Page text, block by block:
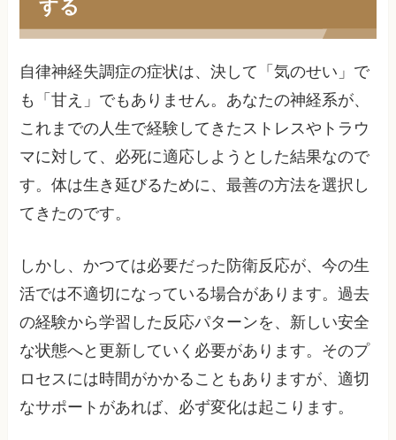
する
自律神経失調症の症状は、決して「気のせい」で
も「甘え」でもありません。あなたの神経系が、
これまでの人生で経験してきたストレスやトラウ
マに対して、必死に適応しようとした結果なので
す。体は生き延びるために、最善の方法を選択し
てきたのです。
しかし、かつては必要だった防衛反応が、今の生
活では不適切になっている場合があります。過去
の経験から学習した反応パターンを、新しい安全
な状態へと更新していく必要があります。そのプ
ロセスには時間がかかることもありますが、適切
なサポートがあれば、必ず変化は起こります。